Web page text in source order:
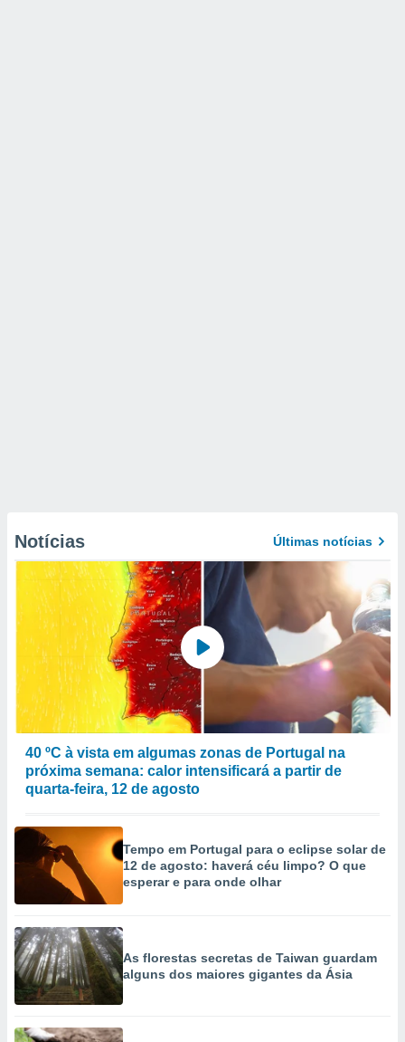
Notícias Últimas notícias
40 ºC à vista em algumas zonas de Portugal na
próxima semana: calor intensificará a partir de
quarta-feira, 12 de agosto
Tempo em Portugal para o eclipse solar de
12 de agosto: haverá céu limpo? O que
esperar e para onde olhar
As florestas secretas de Taiwan guardam
alguns dos maiores gigantes da Ásia